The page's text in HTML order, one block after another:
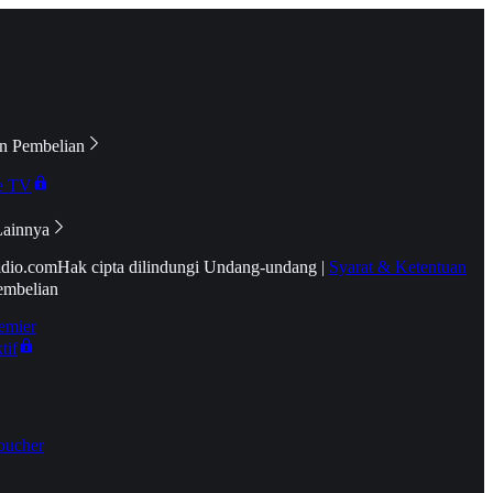
Pembelian
TV
Hak cipta dilindungi Undang-undang | Syarat & Ketentuan